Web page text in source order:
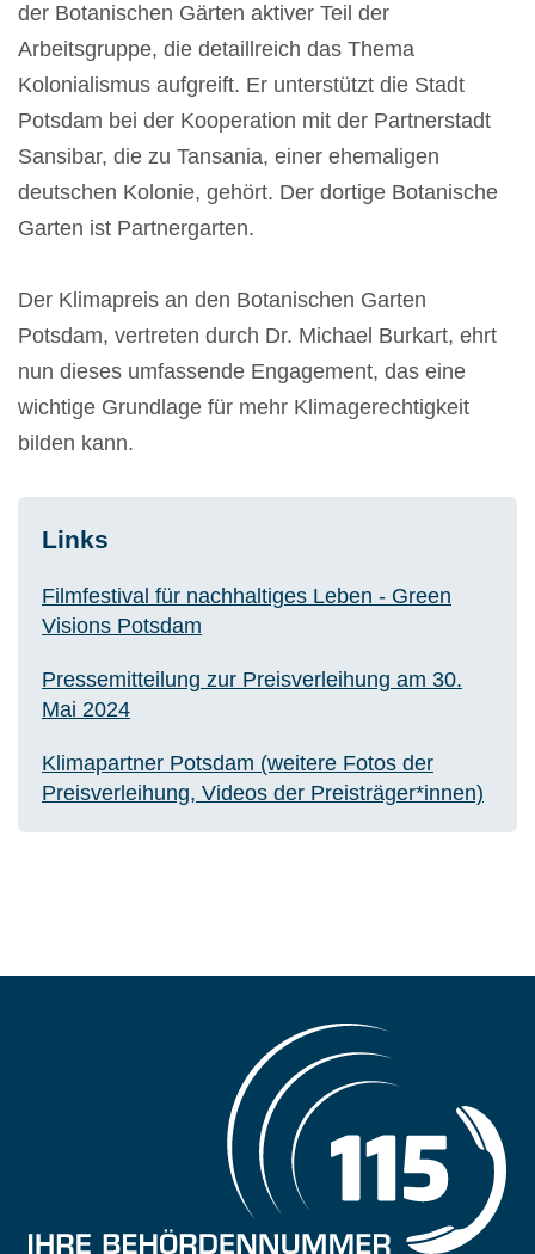
der Botanischen Gärten aktiver Teil der
Arbeitsgruppe, die detaillreich das Thema
Kolonialismus aufgreift. Er unterstützt die Stadt
Potsdam bei der Kooperation mit der Partnerstadt
Sansibar, die zu Tansania, einer ehemaligen
deutschen Kolonie, gehört. Der dortige Botanische
Garten ist Partnergarten.
Der Klimapreis an den Botanischen Garten
Potsdam, vertreten durch Dr. Michael Burkart, ehrt
nun dieses umfassende Engagement, das eine
wichtige Grundlage für mehr Klimagerechtigkeit
bilden kann.
Links
Filmfestival für nachhaltiges Leben - Green
Visions Potsdam
Pressemitteilung zur Preisverleihung am 30.
Mai 2024
Klimapartner Potsdam (weitere Fotos der
Preisverleihung, Videos der Preisträger*innen)